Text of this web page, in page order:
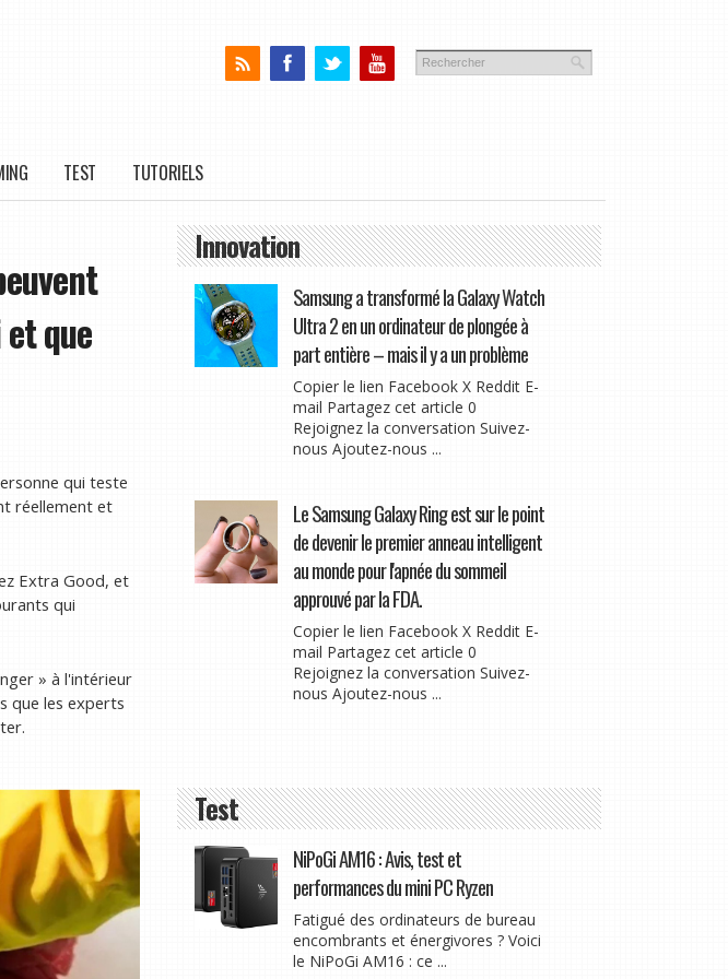
TEST TUTORIELS
que
qui teste
réellement et
Extra Good, et
qui
» à l'intérieur
que les experts
Innovation
Samsung a transformé la Galaxy Watch
Ultra 2 en un ordinateur de plongée à
part entière – mais il y a un problème
Copier le lien Facebook X Reddit E-
mail Partagez cet article 0
Rejoignez la conversation Suivez-
nous Ajoutez-nous ...
Le Samsung Galaxy Ring est sur le point
de devenir le premier anneau intelligent
au monde pour l'apnée du sommeil
approuvé par la FDA.
Copier le lien Facebook X Reddit E-
mail Partagez cet article 0
Rejoignez la conversation Suivez-
nous Ajoutez-nous ...
Test
NiPoGi AM16 : Avis, test et
performances du mini PC Ryzen
Fatigué des ordinateurs de bureau
encombrants et énergivores ? Voici
le NiPoGi AM16 : ce ...